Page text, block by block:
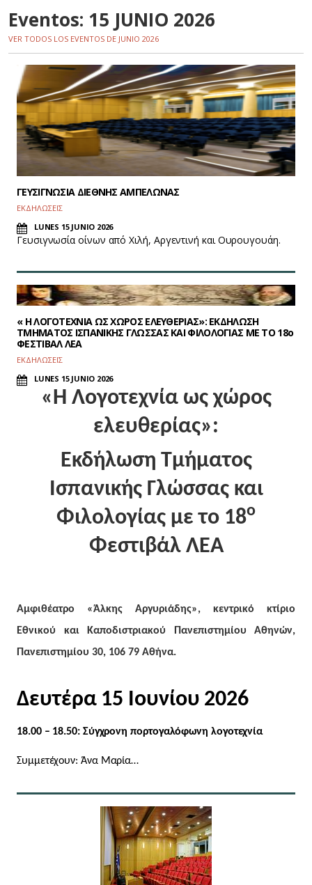
Eventos: 15 JUNIO 2026
VER TODOS LOS EVENTOS DE JUNIO 2026
ΓΕΥΣΙΓΝΩΣΙΑ ΔΙΕΘΝΗΣ ΑΜΠΕΛΩΝΑΣ
ΕΚΔΗΛΩΣΕΙΣ
LUNES 15 JUNIO 2026
Γευσιγνωσία οίνων από Χιλή, Αργεντινή και Ουρουγουάη.
« Η ΛΟΓΟΤΕΧΝΙΑ ΩΣ ΧΩΡΟΣ ΕΛΕΥΘΕΡΙΑΣ»: ΕΚΔΗΛΩΣΗ
ΤΜΗΜΑΤΟΣ ΙΣΠΑΝΙΚΗΣ ΓΛΩΣΣΑΣ ΚΑΙ ΦΙΛΟΛΟΓΙΑΣ ΜΕ ΤΟ 18ο
ΦΕΣΤΙΒΑΛ ΛΕΑ
ΕΚΔΗΛΩΣΕΙΣ
LUNES 15 JUNIO 2026
«Η Λογοτεχνία ως χώρος
ελευθερίας»:
Εκδήλωση Τμήματος
Ισπανικής Γλώσσας και
Φιλολογίας με το 18ο
Φεστιβάλ ΛΕΑ
Αμφιθέατρο «Άλκης Αργυριάδης», κεντρικό κτίριο
Εθνικού και Καποδιστριακού Πανεπιστημίου Αθηνών,
Πανεπιστημίου 30, 106 79 Αθήνα.
Δευτέρα 15 Ιουνίου 2026
18.00 – 18.50: Σύγχρονη πορτογαλόφωνη λογοτεχνία
Συμμετέχουν: Άνα Μαρία…